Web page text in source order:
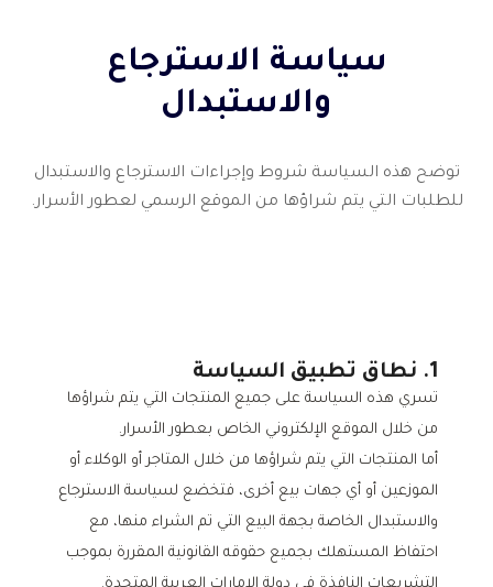
سياسة الاسترجاع
والاستبدال
توضح هذه السياسة شروط وإجراءات الاسترجاع والاستبدال
للطلبات التي يتم شراؤها من الموقع الرسمي لعطور الأسرار.
1. نطاق تطبيق السياسة
تسري هذه السياسة على جميع المنتجات التي يتم شراؤها
من خلال الموقع الإلكتروني الخاص بعطور الأسرار.
أما المنتجات التي يتم شراؤها من خلال المتاجر أو الوكلاء أو
الموزعين أو أي جهات بيع أخرى، فتخضع لسياسة الاسترجاع
والاستبدال الخاصة بجهة البيع التي تم الشراء منها، مع
احتفاظ المستهلك بجميع حقوقه القانونية المقررة بموجب